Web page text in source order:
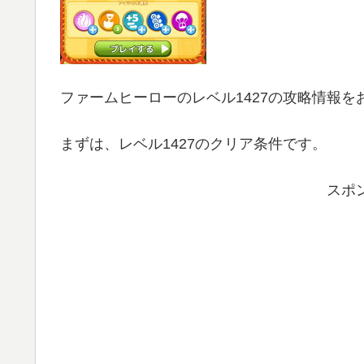
ファームヒーローのレベル1427の攻略情報を
まずは、レベル1427のクリア条件です。
スポ